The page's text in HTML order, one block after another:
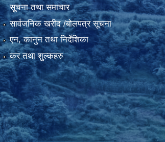
सूचना तथा समाचार
सार्वजनिक खरीद /बोलपत्र सूचना
एन, कानुन तथा निर्देशिका
कर तथा शुल्कहरु